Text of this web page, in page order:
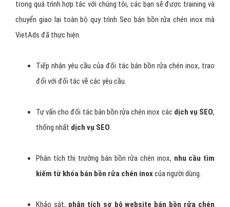
trong quá trình hợp tác với chúng tôi, các bạn sẽ được training và
chuyển giao lại toàn bộ quy trình Seo bán bồn rửa chén inox mà
VietAds đã thực hiện.
Tiếp nhận yêu cầu của đối tác bán bồn rửa chén inox, trao
đổi với đối tác về các yêu cầu.
Tư vấn cho đối tác bán bồn rửa chén inox các dịch vụ SEO,
thống nhất dịch vụ SEO.
Phân tích thị trường bán bồn rửa chén inox, nhu cầu tìm
kiếm từ khóa bán bồn rửa chén inoxcủa người dùng.
Khảo sát, phân tích sơ bộ website bán bồn rửa chén